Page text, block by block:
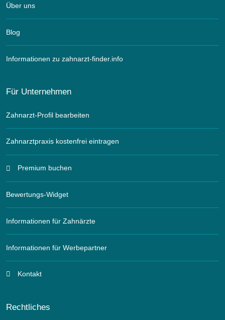
Über uns
Blog
Informationen zu zahnarzt-finder.info
Für Unternehmen
Zahnarzt-Profil bearbeiten
Zahnarztpraxis kostenfrei eintragen
Premium buchen
Bewertungs-Widget
Informationen für Zahnärzte
Informationen für Werbepartner
Kontakt
Rechtliches